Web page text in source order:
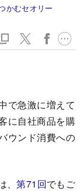
かむセオリー
で急激に増えて
に自社商品を購
ウンド消費への
、第71回でもご